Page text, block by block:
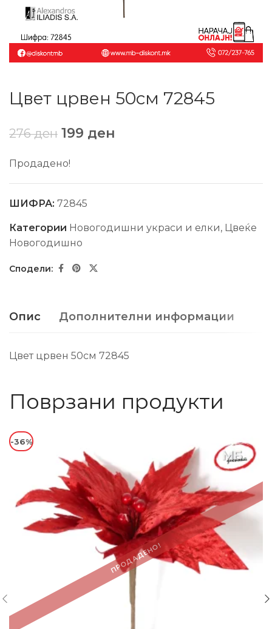
Цвет црвен 50см 72845
276ден 199 ден
Продадено!
ШИФРА: 72845
Категории Новогодишни украси и елки, Цвеќе
Новогодишно
Опис Дополнителни информации
Цвет црвен 50см 72845
Поврзани продукти
ПРОДАДЕНО!
-36%